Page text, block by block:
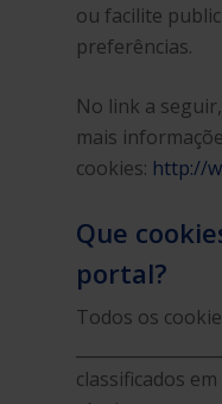
ou facilite
preferências.
No link a
mais
cookies: http://
Que
portal?
Todos os
classificados